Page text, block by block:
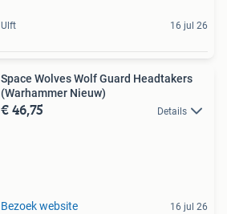
Ulft 16 jul 26
Space Wolves Wolf Guard Headtakers
(Warhammer Nieuw)
€ 46,75 Details
Bezoek website 16 jul 26